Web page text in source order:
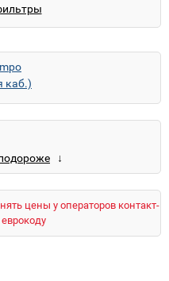
каб.)
цены у операторов контакт-